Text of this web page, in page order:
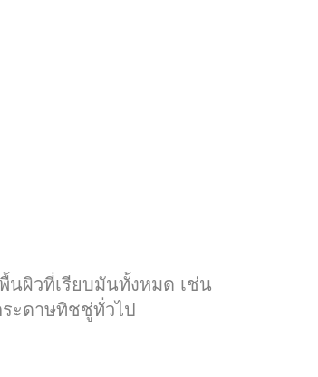
นผิวที่เรียบมันทั้งหมด เช่น
ระดาษทิชชู่ทั่วไป